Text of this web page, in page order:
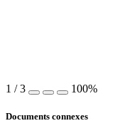
1 /3 100%
Documents connexes